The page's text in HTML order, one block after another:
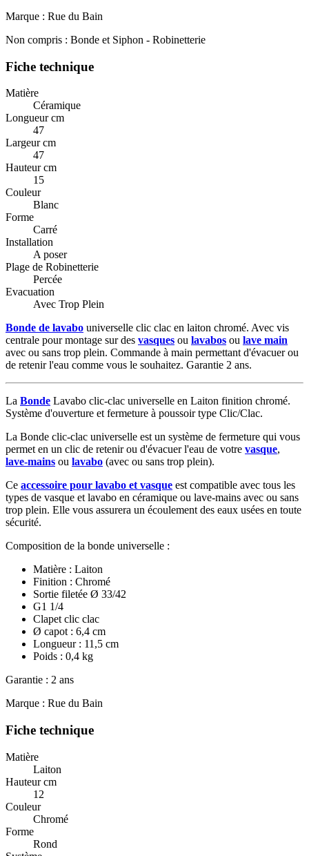
Marque : Rue du Bain
Non compris : Bonde et Siphon - Robinetterie
Fiche technique
Matière
Céramique
Longueur cm
47
Largeur cm
47
Hauteur cm
15
Couleur
Blanc
Forme
Carré
Installation
A poser
Plage de Robinetterie
Percée
Evacuation
Avec Trop Plein
Bonde de lavabo universelle clic clac en laiton chromé. Avec vis
centrale pour montage sur des vasques ou lavabos ou lave main
avec ou sans trop plein. Commande à main permettant d'évacuer ou
de retenir l'eau comme vous le souhaitez. Garantie 2 ans.
La Bonde Lavabo clic-clac universelle en Laiton finition chromé.
Système d'ouverture et fermeture à poussoir type Clic/Clac.
La Bonde clic-clac universelle est un système de fermeture qui vous
permet en un clic de retenir ou d'évacuer l'eau de votre vasque,
lave-mains ou lavabo (avec ou sans trop plein).
Ce accessoire pour lavabo et vasque est compatible avec tous les
types de vasque et lavabo en céramique ou lave-mains avec ou sans
trop plein. Elle vous assurera un écoulement des eaux usées en toute
sécurité.
Composition de la bonde universelle :
Matière : Laiton
Finition : Chromé
Sortie filetée Ø 33/42
G1 1/4
Clapet clic clac
Ø capot : 6,4 cm
Longueur : 11,5 cm
Poids : 0,4 kg
Garantie : 2 ans
Marque : Rue du Bain
Fiche technique
Matière
Laiton
Hauteur cm
12
Couleur
Chromé
Forme
Rond